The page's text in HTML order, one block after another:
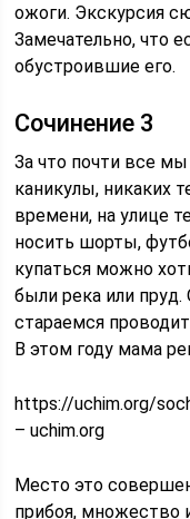
ожоги. Экскурсия
Замечательно, что
обустроившие его.
Сочинение 3
За что почти все
каникулы, никаких
времени, на улице
носить шорты,
купаться можно
были река или
стараемся
В этом году мама
https://uchim.org/
– uchim.org
Место это
прибоя, множество